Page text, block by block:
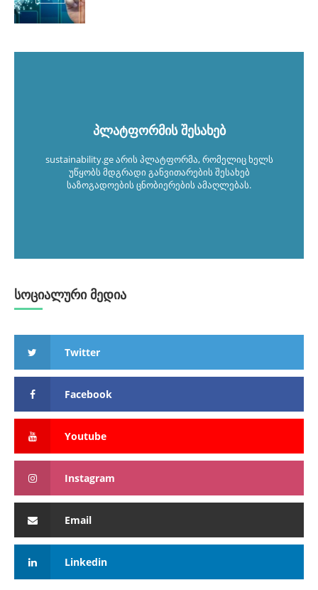
პლატფორმის შესახებ
sustainability.ge არის პლატფორმა, რომელიც ხელს
უწყობს მდგრადი განვითარების შესახებ
საზოგადოების ცნობიერების ამაღლებას.
სოციალური მედია
Twitter
Facebook
Youtube
Instagram
Email
Linkedin